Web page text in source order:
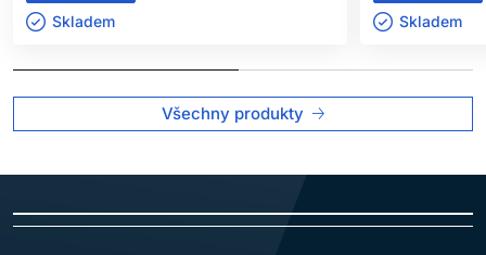
Skladem ㅤ
Skladem ㅤ
Všechny produkty